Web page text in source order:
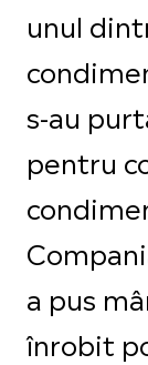
unul
s-au
pentru
a pus
înrobit